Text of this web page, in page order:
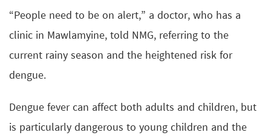
“People need to be on alert,” a doctor, who has a
clinic in Mawlamyine, told NMG, referring to the
current rainy season and the heightened risk for
dengue.
Dengue fever can affect both adults and children, but
is particularly dangerous to young children and the